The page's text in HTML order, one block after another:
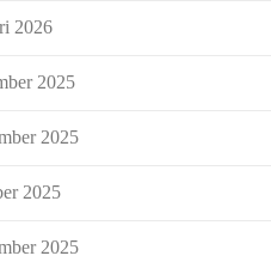
2026
2025
2025
2025
2025